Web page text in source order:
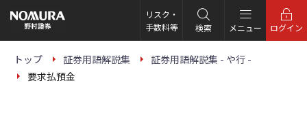
の
ー
リスク・
手数料等
検索 メニュー ログイン
トップ 証券用語解説集
証券用語解説集 - や行 -
要求払預金